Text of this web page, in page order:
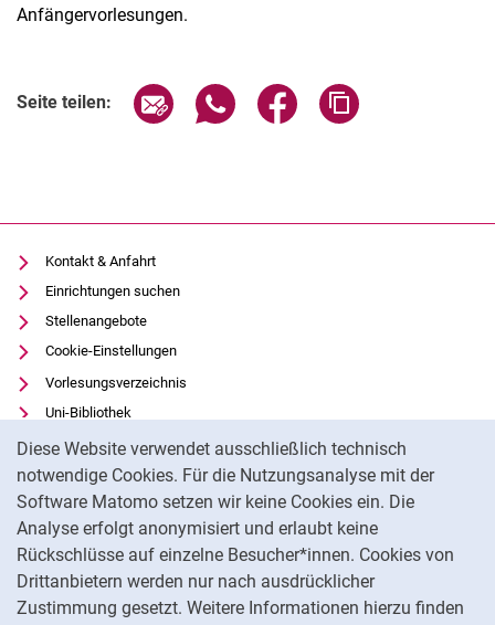
Diese Website verwendet ausschließlich technisch
notwendige Cookies. Für die Nutzungsanalyse mit der
Software Matomo setzen wir keine Cookies ein. Die
Analyse erfolgt anonymisiert und erlaubt keine
Rückschlüsse auf einzelne Besucher*innen. Cookies von
Drittanbietern werden nur nach ausdrücklicher
Zustimmung gesetzt. Weitere Informationen hierzu finden
Anfängervorlesungen.
Seite teilen: Seite über E-Mail teilen
Seite über WhatsApp teilen
Seite über Facebook
Kontakt & Anfahrt
Einrichtungen suchen
Stellenangebote
Cookie-Einstellungen
Vorlesungsverzeichnis
Uni-Bibliothek
Moodle
Panopto
Datenschutz
Barrierefreiheit
Transparenter KI-Einsatz